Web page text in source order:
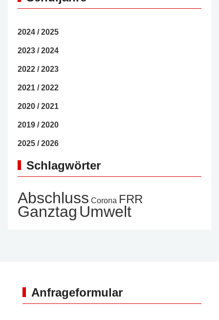
2024 / 2025
2023 / 2024
2022 / 2023
2021 / 2022
2020 / 2021
2019 / 2020
2025 / 2026
Schlagwörter
Abschluss Corona FRR
Ganztag Umwelt
Anfrageformular